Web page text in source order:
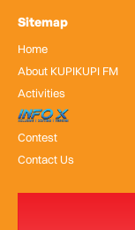
Sitemap
Home
About KUPIKUPI FM
Activities
InfoX
Contest
Contact Us